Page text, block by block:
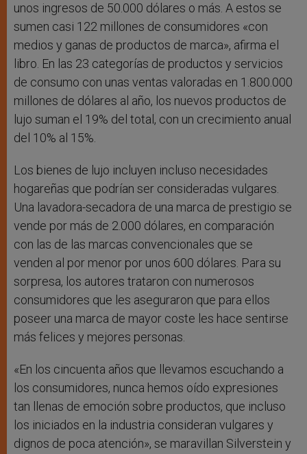
unos ingresos de 50.000 dólares o más. A estos se
sumen casi 122 millones de consumidores «con
medios y ganas de productos de marca», afirma el
libro. En las 23 categorías de productos y servicios
de consumo con unas ventas valoradas en 1.800.000
millones de dólares al año, los nuevos productos de
lujo suman el 19% del total, con un crecimiento anual
del 10% al 15%.
Los bienes de lujo incluyen incluso necesidades
hogareñas que podrían ser consideradas vulgares.
Una lavadora-secadora de una marca de prestigio se
vende por más de 2.000 dólares, en comparación
con las de las marcas convencionales que se
venden al por menor por unos 600 dólares. Para su
sorpresa, los autores trataron con numerosos
consumidores que les aseguraron que para ellos
poseer una marca de mayor coste les hace sentirse
más felices y mejores personas.
«En los cincuenta años que llevamos escuchando a
los consumidores, nunca hemos oído expresiones
tan llenas de emoción sobre productos, que incluso
los iniciados en la industria consideran vulgares y
dignos de poca atención», se maravillan Silverstein y